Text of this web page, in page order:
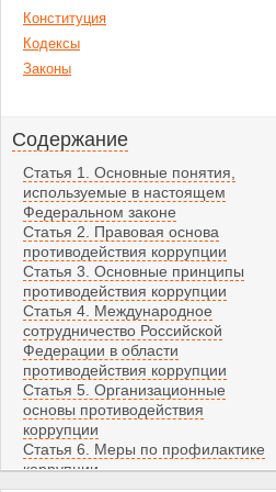
Конституция
Кодексы
Законы
Содержание
Статья 1. Основные понятия,
используемые в настоящем
Федеральном законе
Статья 2. Правовая основа
противодействия коррупции
Статья 3. Основные принципы
противодействия коррупции
Статья 4. Международное
сотрудничество Российской
Федерации в области
противодействия коррупции
Статья 5. Организационные
основы противодействия
коррупции
Статья 6. Меры по профилактике
коррупции